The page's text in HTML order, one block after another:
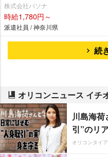
株式会社パソナ
時給1,780円～
派遣社員 / 神奈川県
続
オリコンニュース イチ
川島海
引”のリ
オリコンタイ